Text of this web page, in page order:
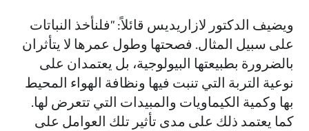
ويضيف الدكتور لازاريديس قائلاً: "فلنأخذ النباتات
على سبيل المثال. فصحتها وطول عمرها لا يتأثران
بالضرورة بطبيعتها البيولوجية، بل يعتمدان على
نوعية التربة التي تنبت فيها ونظافة الهواء المحيط
بها وكمية الكيماويات والمبيدات التي تتعرض لها.
كما يعتمد ذلك على مدى تأثير تلك العوامل على